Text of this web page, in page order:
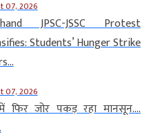
07, 2026
JPSC-JSSC Protest
Students’ Hunger Strike
07, 2026
फिर जोर पकड़ रहा मानसून….